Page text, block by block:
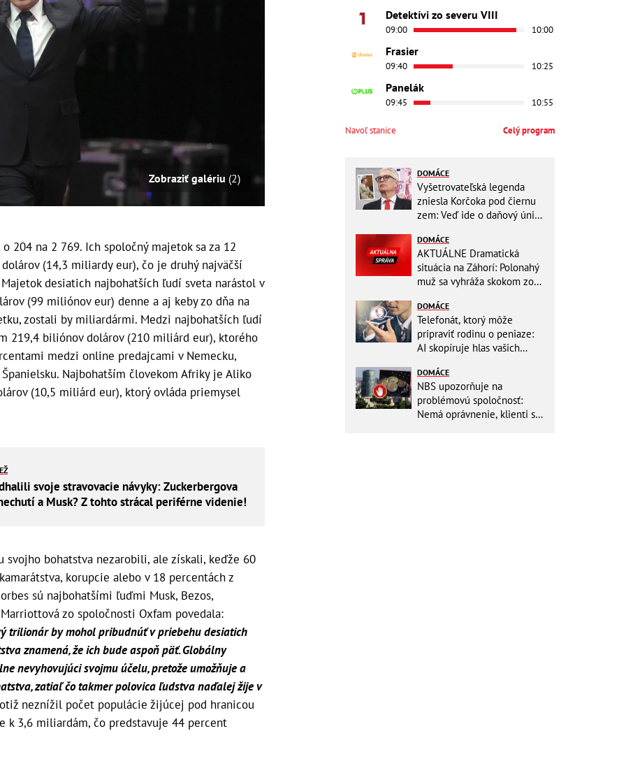
Zobraziť galériu (2)
204 na 2 769. Ich spoločný majetok sa za 12
(14,3 miliardy eur), čo je druhý najväčší
desiatich najbohatších ľudí sveta narástol v
(99 miliónov eur) denne a aj keby zo dňa na
zostali by miliardármi. Medzi najbohatších ľudí
219,4 biliónov dolárov (210 miliárd eur), ktorého
medzi online predajcami v Nemecku,
Najbohatším človekom Afriky je Aliko
(10,5 miliárd eur), ktorý ovláda priemysel
svoje stravovacie návyky: Zuckerbergova
a Musk? Z tohto strácal periférne videnie!
svojho bohatstva nezarobili, ale získali, keďže 60
korupcie alebo v 18 percentách z
sú najbohatšími ľuďmi Musk, Bezos,
zo spoločnosti Oxfam povedala:
trilionár by mohol pribudnúť v priebehu desiatich
znamená, že ich bude aspoň päť. Globálny
nevyhovujúci svojmu účelu, pretože umožňuje a
zatiaľ čo takmer polovica ľudstva naďalej žije v
neznížil počet populácie žijúcej pod hranicou
k 3,6 miliardám, čo predstavuje 44 percent
Detektívi zo severu VIII
09:00 10:00
Frasier
09:40 10:25
Panelák
09:45 10:55
Navoľ stanice Celý program
DOMÁCE
Vyšetrovateľská legenda
zniesla Korčoka pod čiernu
zem: Veď ide o daňový únik
basou!
DOMÁCE
AKTUÁLNE Dramatická
situácia na Záhorí: Polonahý
muž sa vyhráža skokom zo
nepremávajú
DOMÁCE
Telefonát, ktorý môže
pripraviť rodinu o peniaze:
AI skopíruje hlas vašich
jednoduchý trik
DOMÁCE
NBS upozorňuje na
problémovú spoločnosť:
Nemá oprávnenie, klienti sa